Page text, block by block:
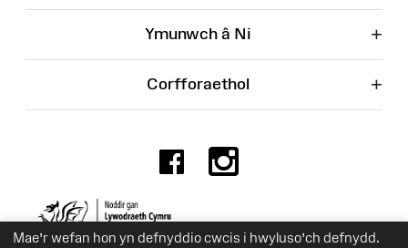
Mae’r wefan hon yn defnyddio cwcis i hwyluso’ch defnydd.
Ymunwch â Ni +
Corfforaethol +
Facebook